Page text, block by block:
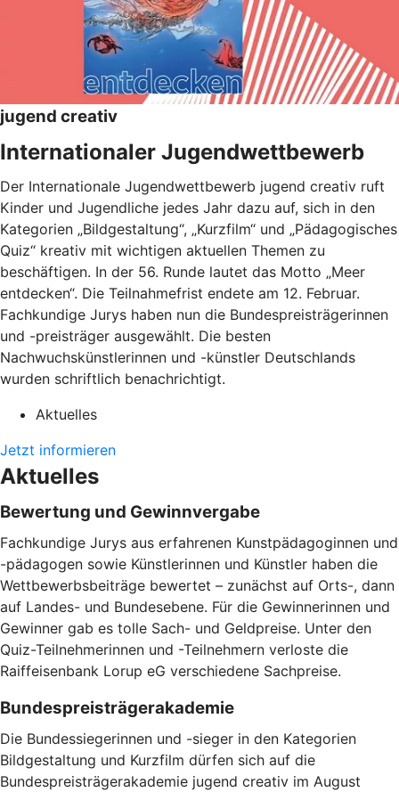
jugend creativ
Internationaler Jugendwettbewerb
Der Internationale Jugendwettbewerb jugend creativ ruft
Kinder und Jugendliche jedes Jahr dazu auf, sich in den
Kategorien „Bildgestaltung“, „Kurzfilm“ und „Pädagogisches
Quiz“ kreativ mit wichtigen aktuellen Themen zu
beschäftigen. In der 56. Runde lautet das Motto „Meer
entdecken“. Die Teilnahmefrist endete am 12. Februar.
Fachkundige Jurys haben nun die Bundespreisträgerinnen
und -preisträger ausgewählt. Die besten
Nachwuchskünstlerinnen und -künstler Deutschlands
wurden schriftlich benachrichtigt.
Aktuelles
Jetzt informieren
Aktuelles
Bewertung und Gewinnvergabe
Fachkundige Jurys aus erfahrenen Kunstpädagoginnen und
-pädagogen sowie Künstlerinnen und Künstler haben die
Wettbewerbsbeiträge bewertet – zunächst auf Orts-, dann
auf Landes- und Bundesebene. Für die Gewinnerinnen und
Gewinner gab es tolle Sach- und Geldpreise. Unter den
Quiz-Teilnehmerinnen und -Teilnehmern verloste die
Raiffeisenbank Lorup eG verschiedene Sachpreise.
Bundespreisträgerakademie
Die Bundessiegerinnen und -sieger in den Kategorien
Bildgestaltung und Kurzfilm dürfen sich auf die
Bundespreisträgerakademie jugend creativ im August